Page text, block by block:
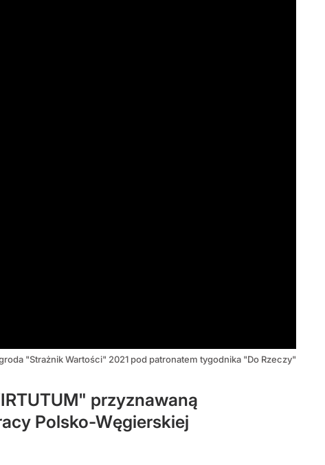
"Strażnik Wartości" 2021 pod patronatem tygodnika "Do Rzeczy"
przyznawaną
Polsko-Węgierskiej